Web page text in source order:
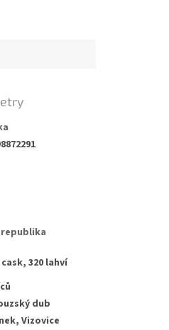
republika
320 lahví
dub
Vizovice